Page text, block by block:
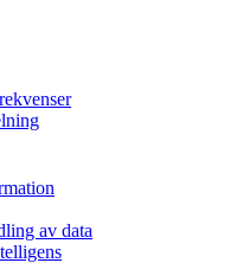
av data